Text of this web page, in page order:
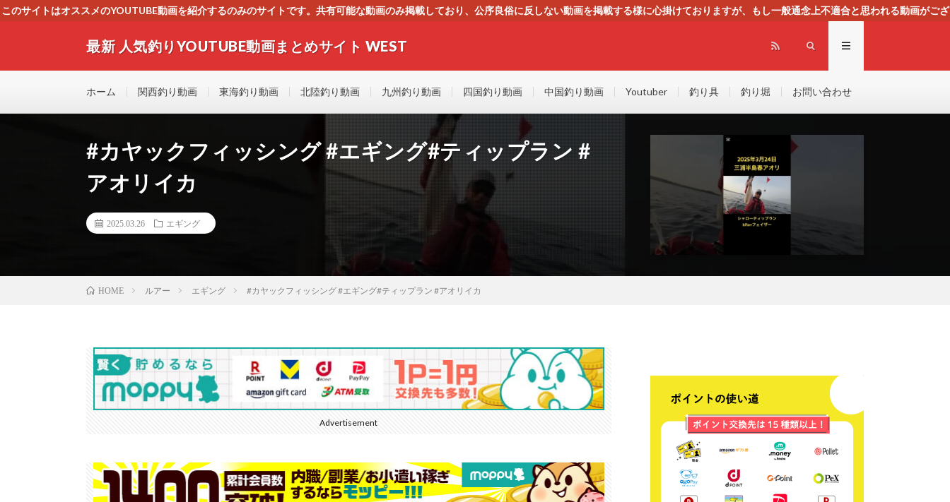
このサイトはオススメのYOUTUBE動画を紹介するのみのサイトです。共有可能な動画のみ掲載しており、公序良俗に反しない動画を掲載する様に心掛けておりますが、もし一般通念上不適合と思われる動画がござ
最新 人気釣りYOUTUBE動画まとめサイト WEST
す！！
ホーム 関西釣り動画 東海釣り動画 北陸釣り動画 九州釣り動画 四国釣り動画 中国釣り動画 Youtuber 釣り具 釣り堀 お問い合わせ
#カヤックフィッシング #エギング#ティップラン #
アオリイカ
2025.03.26 エギング
HOME ルアー エギング #カヤックフィッシング #エギング#ティップラン #アオリイカ
Advertisement